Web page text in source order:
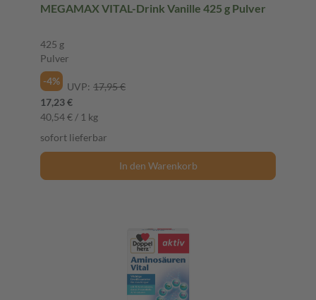
MEGAMAX VITAL-Drink Vanille 425 g Pulver
425 g
Pulver
-4%
UVP: 17,95 €
17,23 €
40,54 € / 1 kg
sofort lieferbar
In den Warenkorb